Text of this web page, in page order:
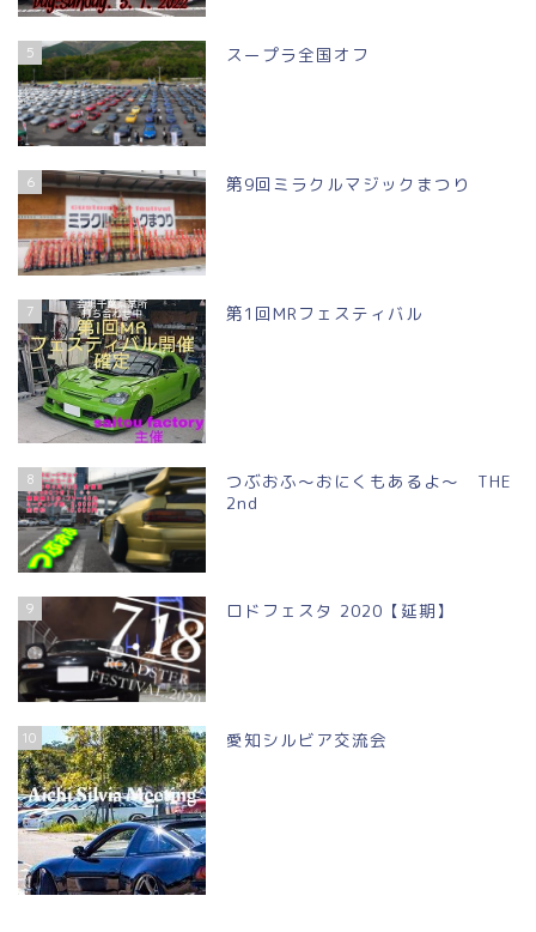
5 スープラ全国オフ
6 第9回ミラクルマジックまつり
7 第1回MRフェスティバル
8
つぶおふ～おにくもあるよ～ THE
2nd
9 ロドフェスタ 2020【延期】
10 愛知シルビア交流会